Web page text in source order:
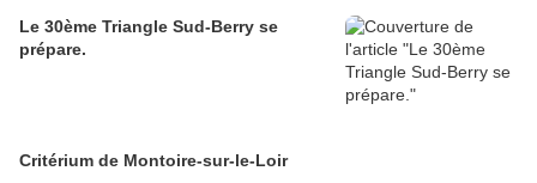
Le 30ème Triangle Sud-Berry se
prépare.
Critérium de Montoire-sur-le-Loir